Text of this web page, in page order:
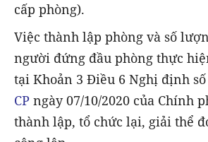
cấp phòng).
Việc thành lập phòng và số
người đứng đầu phòng thực
tại Khoản 3 Điều 6 Nghị định số
CP ngày 07/10/2020 của Chính
thành lập, tổ chức lại, giải thể